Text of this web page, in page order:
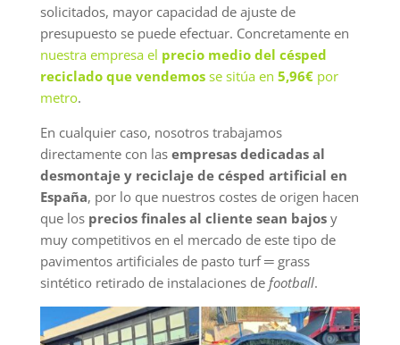
solicitados, mayor capacidad de ajuste de
presupuesto se puede efectuar. Concretamente en
nuestra empresa el precio medio del césped
reciclado que vendemosse sitúa en 5,96€por
metro.
En cualquier caso, nosotros trabajamos
directamente con las empresas dedicadas al
desmontaje y reciclaje de césped artificial en
España, por lo que nuestros costes de origen hacen
que los precios finales al cliente sean bajosy
muy competitivos en el mercado de este tipo de
pavimentos artificiales de pasto turf ═ grass
sintético retirado de instalaciones de football.